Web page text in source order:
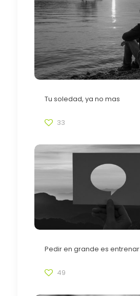
Tu soledad, ya no mas
33
Pedir en grande es
49